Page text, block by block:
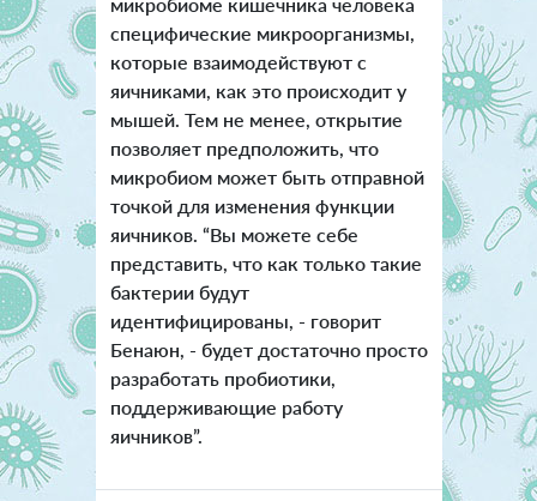
специфические микроорганизмы,
которые взаимодействуют с
яичниками, как это происходит у
мышей. Тем не менее, открытие
позволяет предположить, что
микробиом может быть отправной
точкой для изменения функции
яичников. “Вы можете себе
представить, что как только такие
бактерии будут
идентифицированы, - говорит
Бенаюн, - будет достаточно просто
разработать пробиотики,
поддерживающие работу
яичников”.